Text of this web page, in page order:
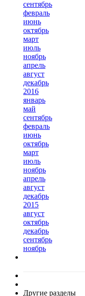
сентябрь
февраль
июнь
октябрь
март
июль
ноябрь
апрель
август
декабрь
2016
январь
май
сентябрь
февраль
июнь
октябрь
март
июль
ноябрь
апрель
август
декабрь
2015
август
октябрь
декабрь
сентябрь
ноябрь
Другие разделы